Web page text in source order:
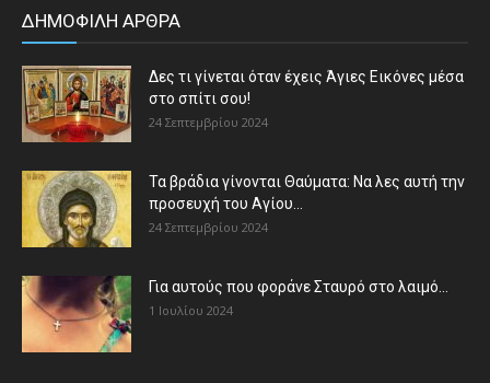
ΔΗΜΟΦΙΛΗ ΑΡΘΡΑ
Δες τι γίνεται όταν έχεις Άγιες Εικόνες μέσα
στο σπίτι σου!
24 Σεπτεμβρίου 2024
Τα βράδια γίνονται Θαύματα: Να λες αυτή την
προσευχή του Αγίου...
24 Σεπτεμβρίου 2024
Για αυτούς που φοράνε Σταυρό στο λαιμό…
1 Ιουλίου 2024